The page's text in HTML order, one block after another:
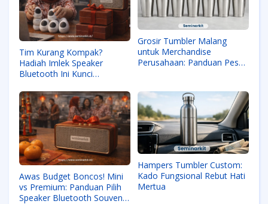
Tim Kurang Kompak?
Hadiah Imlek Speaker
Bluetooth Ini Kunci
Karyawan Loyal!
Grosir Tumbler Malang
untuk Merchandise
Perusahaan: Panduan Pesan
Awas Budget Boncos! Mini
vs Premium: Panduan Pilih
Speaker Bluetooth Souvenir
Hampers Tumbler Custom:
Kado Fungsional Rebut Hati
Mertua